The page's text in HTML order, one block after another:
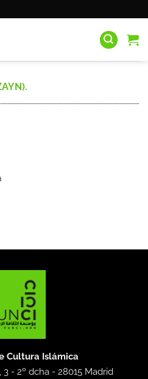
Cultura Islámica
3 - 2º dcha -28015 Madrid